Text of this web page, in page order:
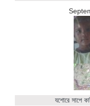
যশোরে সাপে